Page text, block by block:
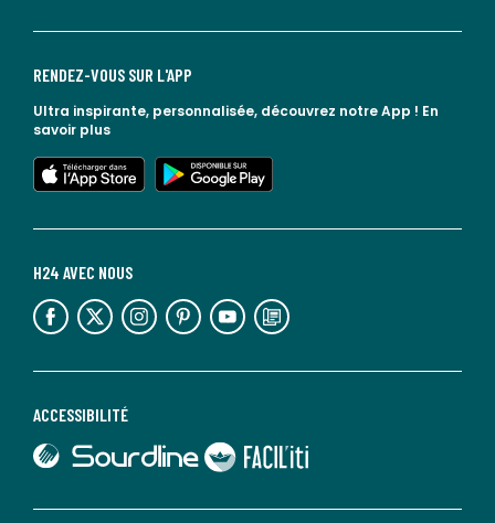
ACCESSIBILITÉ
lien vers Sourdline
lien vers Faciliti
H24 AVEC NOUS
lien vers l'espace réseaux sociaux lien vers l'espace réseaux sociaux lien vers l'espace réseaux sociaux lien vers l'espace réseaux sociaux lien vers l'espace réseaux sociaux lien vers le blog la redoute
RENDEZ-VOUS SUR L'APP
Ultra inspirante, personnalisée, découvrez notre App ! En
savoir plus
lien vers l'app store
lien vers google play